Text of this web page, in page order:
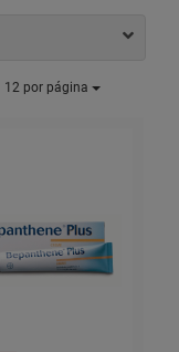
12por página